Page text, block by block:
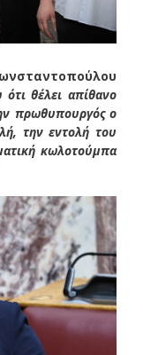
θέλει απίθανο
πρωθυπουργός ο
την εντολή του
κωλοτούμπα